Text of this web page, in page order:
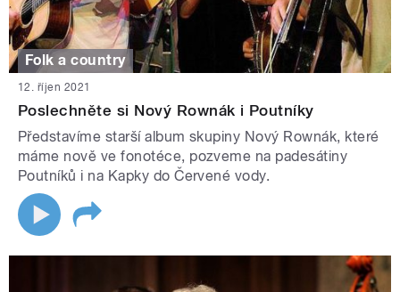
Folk a country
12. říjen 2021
Poslechněte si Nový Rownák i Poutníky
Představíme starší album skupiny Nový Rownák, které
máme nově ve fonotéce, pozveme na padesátiny
Poutníků i na Kapky do Červené vody.